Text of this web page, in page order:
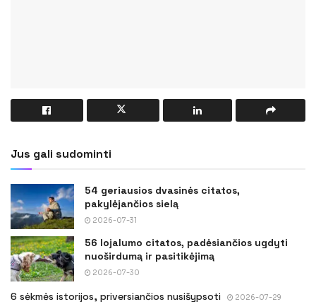
Jus gali sudominti
54 geriausios dvasinės citatos,
pakylėjančios sielą
2026-07-31
56 lojalumo citatos, padėsiančios ugdyti
nuoširdumą ir pasitikėjimą
2026-07-30
6 sėkmės istorijos, priversiančios nusišypsoti 2026-07-29